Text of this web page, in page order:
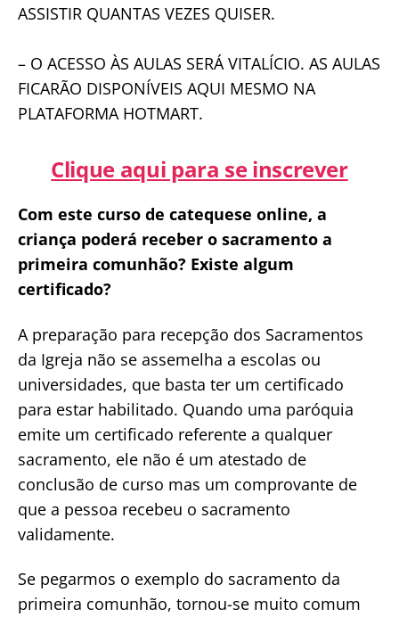
ASSISTIR QUANTAS VEZES QUISER.
– O ACESSO ÀS AULAS SERÁ VITALÍCIO. AS AULAS
FICARÃO DISPONÍVEIS AQUI MESMO NA
PLATAFORMA HOTMART.
Clique aqui para se inscrever
Com este curso de catequese online, a
criança poderá receber o sacramento a
primeira comunhão? Existe algum
certificado?
A preparação para recepção dos Sacramentos
da Igreja não se assemelha a escolas ou
universidades, que basta ter um certificado
para estar habilitado. Quando uma paróquia
emite um certificado referente a qualquer
sacramento, ele não é um atestado de
conclusão de curso mas um comprovante de
que a pessoa recebeu o sacramento
validamente.
Se pegarmos o exemplo do sacramento da
primeira comunhão, tornou-se muito comum